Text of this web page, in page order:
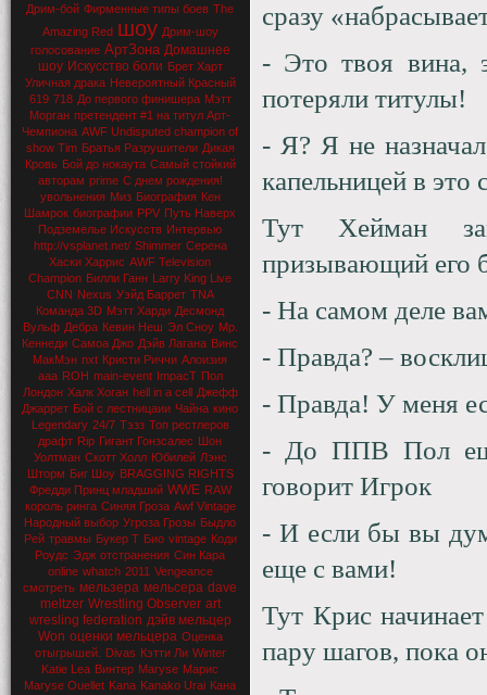
Дрим-бой Фирменные типы боев The
Amazing Red шоу Дрим-шоу
голосование АртЗона Домашнее
шоу Искусство боли Брет Харт
Уличная драка Невероятный Красный
619 718 До первого финишера Мэтт
Морган претендент #1 на титул Арт-
Чемпиона AWF Undisputed champion of
show Tim Братья Разрушители Дикая
Кровь Бой до нокаута Самый стойкий
авторам prime С днем рождения!
увольнения Миз Биография Кен
Шамрок биографии PPV Путь Наверх
Подземелье Искусств Интервью
http://vsplanet.net/ Shimmer Серена
Хаски Харрис AWF Television
Champion Билли Ганн Larry King Live
CNN Nexus Уэйд Баррет TNA
Команда 3D Мэтт Харди Десмонд
Вульф Дебра Кевин Неш Эл Сноу Мр.
Кеннеди Самоа Джо Дэйв Лагана Винс
МакМэн nxt Кристи Риччи Алоизия
aaa ROH main-event ImpacT Пол
Лондон Халк Хоган hell in a cell Джефф
Джаррет Бой с лестницаии Чайна кино
Legendary 24/7 Тэзз Топ рестлеров
драфт Rip Гигант Гонзсалес Шон
Уолтман Скотт Холл Юбилей Лэнс
Шторм Биг Шоу BRAGGING RIGHTS
Фредди Принц младший WWE RAW
король ринга Синяя Гроза Awf Vintage
Народный выбор Угроза Грозы Быдло
Рей травмы Букер Т Био vintage Коди
Роудс Эдж отстранения Син Кара
online whatch 2011 Vengeance
смотреть мельзера мельсера dave
meltzer Wrestling Observer art
wresling federation дэйв мельцер
Won оценки мельцера Оценка
отыгрышей.
Divas Кэтти Ли Winter
Katie Lea Винтер Maryse Марис
Maryse Ouellet Kana Kanako Urai Кана
сразу
- Это твоя вина,
потеряли титулы!
- Я? Я не
капельницей в
Тут Хейман
призывающий его
- На самом деле
- Правда? –
- Правда! У меня
- До ППВ Пол
говорит Игрок
- И если бы вы
еще с вами!
Тут Крис
пару шагов, пока